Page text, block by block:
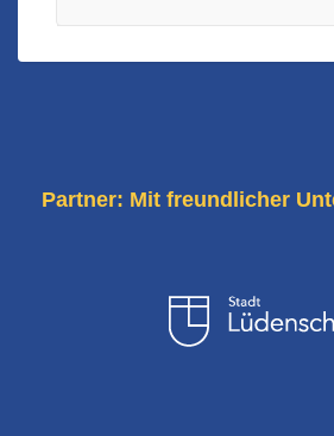
Partner: Mit freundlicher